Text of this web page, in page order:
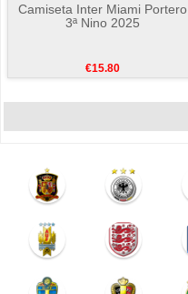
Camiseta Inter Miami Portero
3ª Nino 2025
€15.80